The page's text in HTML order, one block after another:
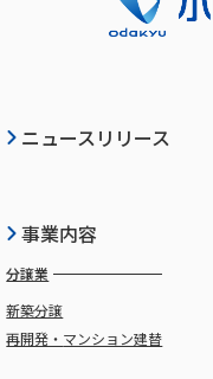
ニュースリリース
事業内容
分譲業
新築分譲
再開発・ マンション建替